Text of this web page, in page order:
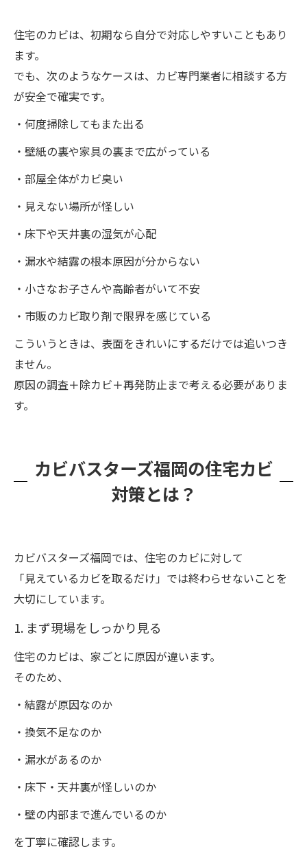
住宅のカビは、初期なら自分で対応しやすいこともあり
ます。
でも、次のようなケースは、カビ専門業者に相談する方
が安全で確実です。
・何度掃除してもまた出る
・壁紙の裏や家具の裏まで広がっている
・部屋全体がカビ臭い
・見えない場所が怪しい
・床下や天井裏の湿気が心配
・漏水や結露の根本原因が分からない
・小さなお子さんや高齢者がいて不安
・市販のカビ取り剤で限界を感じている
こういうときは、表面をきれいにするだけでは追いつき
ません。
原因の調査＋除カビ＋再発防止まで考える必要がありま
す。
カビバスターズ福岡の住宅カビ
対策とは？
カビバスターズ福岡では、住宅のカビに対して
「見えているカビを取るだけ」では終わらせないことを
大切にしています。
1. まず現場をしっかり見る
住宅のカビは、家ごとに原因が違います。
そのため、
・結露が原因なのか
・換気不足なのか
・漏水があるのか
・床下・天井裏が怪しいのか
・壁の内部まで進んでいるのか
を丁寧に確認します。